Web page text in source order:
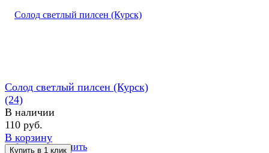
избранное сравнить
Солод светлый пилсен (Курск)
(24)
В наличии
110 руб.
В корзину